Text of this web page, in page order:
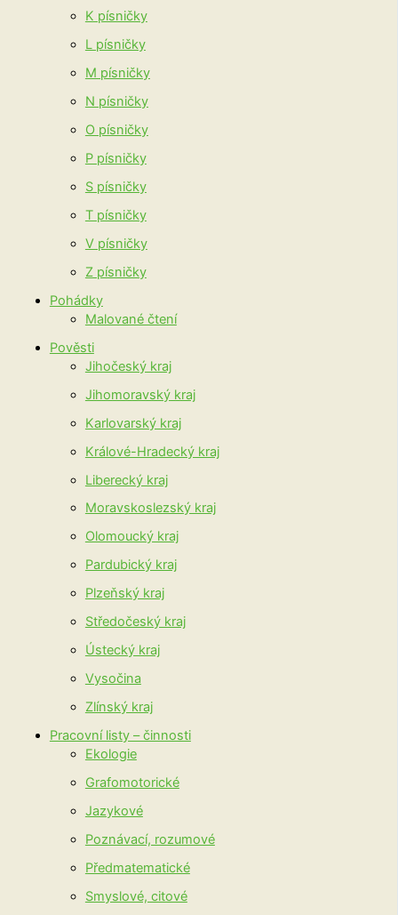
K písničky
L písničky
M písničky
N písničky
O písničky
P písničky
S písničky
T písničky
V písničky
Z písničky
Pohádky
Malované čtení
Pověsti
Jihočeský kraj
Jihomoravský kraj
Karlovarský kraj
Králové-Hradecký kraj
Liberecký kraj
Moravskoslezský kraj
Olomoucký kraj
Pardubický kraj
Plzeňský kraj
Středočeský kraj
Ústecký kraj
Vysočina
Zlínský kraj
Pracovní listy – činnosti
Ekologie
Grafomotorické
Jazykové
Poznávací, rozumové
Předmatematické
Smyslové, citové